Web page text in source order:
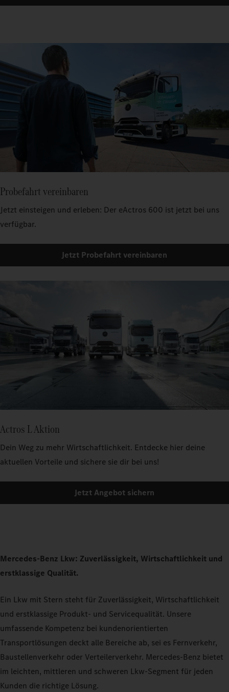
Probefahrt vereinbaren
Jetzt einsteigen und erleben: Der eActros 600 ist jetzt bei uns
verfügbar.
Jetzt Probefahrt vereinbaren
Actros L Aktion
Dein Weg zu mehr Wirtschaftlichkeit. Entdecke hier deine
aktuellen Vorteile und sichere sie dir bei uns!
Jetzt Angebot sichern
Mercedes-Benz Lkw: Zuverlässigkeit, Wirtschaftlichkeit und
erstklassige Qualität.
Ein Lkw mit Stern steht für Zuverlässigkeit, Wirtschaftlichkeit
und erstklassige Produkt- und Servicequalität. Unsere
umfassende Kompetenz bei kundenorientierten
Transportlösungen deckt alle Bereiche ab, sei es Fernverkehr,
Baustellenverkehr oder Verteilerverkehr. Mercedes-Benz bietet
im leichten, mittleren und schweren Lkw-Segment für jeden
Kunden die richtige Lösung.